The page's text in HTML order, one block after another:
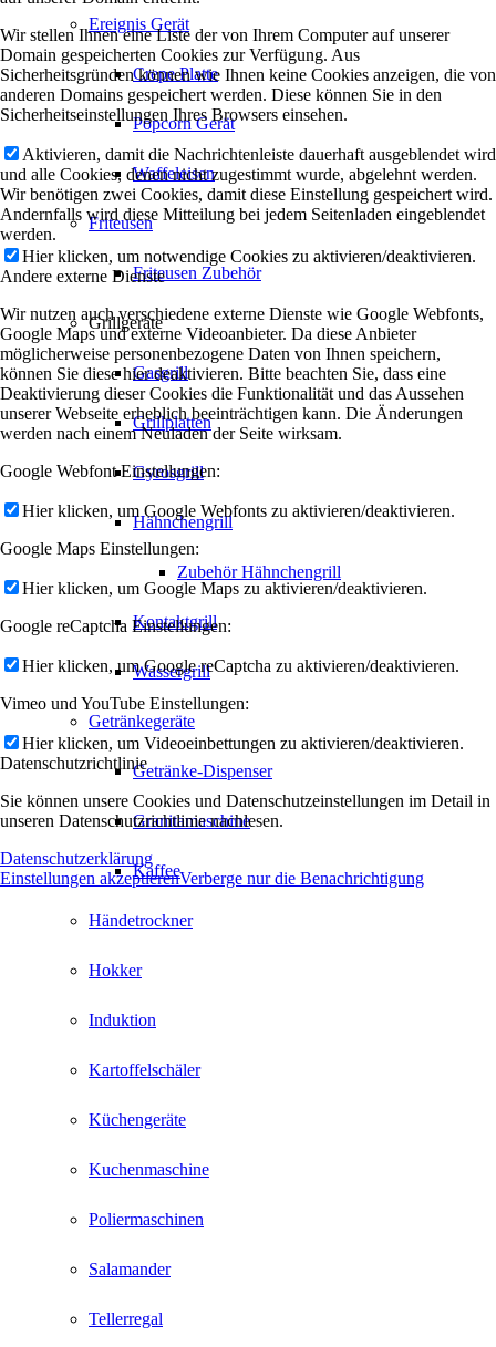
Ereignis Gerät
Crepe Platte
Popcorn Gerät
Waffeleisen
Friteusen
Friteusen Zubehör
Grillgeräte
Gasgrill
Grillplatten
Gyrosgrill
Hähnchengrill
Zubehör Hähnchengrill
Kontaktgrill
Wassergrill
Getränkegeräte
Getränke-Dispenser
Granitamaschine
Kaffee
Händetrockner
Hokker
Induktion
Kartoffelschäler
Küchengeräte
Kuchenmaschine
Poliermaschinen
Salamander
Tellerregal
Wir stellen Ihnen eine Liste der von Ihrem Computer auf unserer
Domain gespeicherten Cookies zur Verfügung. Aus
Sicherheitsgründen können wie Ihnen keine Cookies anzeigen, die von
anderen Domains gespeichert werden. Diese können Sie in den
Sicherheitseinstellungen Ihres Browsers einsehen.
Aktivieren, damit die Nachrichtenleiste dauerhaft ausgeblendet wird
und alle Cookies, denen nicht zugestimmt wurde, abgelehnt werden.
Wir benötigen zwei Cookies, damit diese Einstellung gespeichert wird.
Andernfalls wird diese Mitteilung bei jedem Seitenladen eingeblendet
werden.
Hier klicken, um notwendige Cookies zu aktivieren/deaktivieren.
Andere externe Dienste
Wir nutzen auch verschiedene externe Dienste wie Google Webfonts,
Google Maps und externe Videoanbieter. Da diese Anbieter
möglicherweise personenbezogene Daten von Ihnen speichern,
können Sie diese hier deaktivieren. Bitte beachten Sie, dass eine
Deaktivierung dieser Cookies die Funktionalität und das Aussehen
unserer Webseite erheblich beeinträchtigen kann. Die Änderungen
werden nach einem Neuladen der Seite wirksam.
Google Webfont Einstellungen:
Hier klicken, um Google Webfonts zu aktivieren/deaktivieren.
Google Maps Einstellungen:
Hier klicken, um Google Maps zu aktivieren/deaktivieren.
Google reCaptcha Einstellungen:
Hier klicken, um Google reCaptcha zu aktivieren/deaktivieren.
Vimeo und YouTube Einstellungen:
Hier klicken, um Videoeinbettungen zu aktivieren/deaktivieren.
Datenschutzrichtlinie
Sie können unsere Cookies und Datenschutzeinstellungen im Detail in
unseren Datenschutzrichtlinie nachlesen.
Datenschutzerklärung
Einstellungen akzeptierenVerberge nur die Benachrichtigung